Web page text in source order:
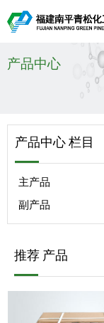
产品中心
产品中心 栏目
主产品
副产品
推荐 产品